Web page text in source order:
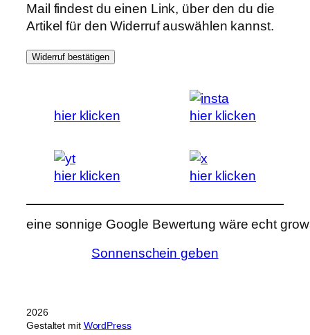
Mail findest du einen Link, über den du die
Artikel für den Widerruf auswählen kannst.
Widerruf bestätigen
hier klicken hier klicken
hier klicken hier klicken
eine sonnige Google Bewertung wäre echt
Sonnenschein geben
2026
Gestaltet mit WordPress